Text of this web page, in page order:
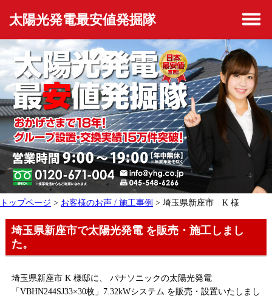
太陽光発電最安値発掘隊
トップページ > お客様のお声 / 施工事例 > 埼玉県新座市 K 様
埼玉県新座市で太陽光発電 を販売・施工しまし
た。
埼玉県新座市 K 様邸に、 パナソニックの太陽光発電
「VBHN244SJ33×30枚」7.32kWシステム を販売・設置いたしまし